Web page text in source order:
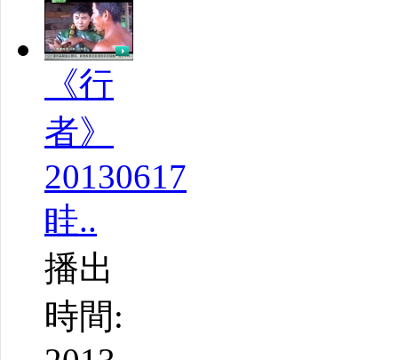
《行
者》
20130617
眭..
播出
時間: